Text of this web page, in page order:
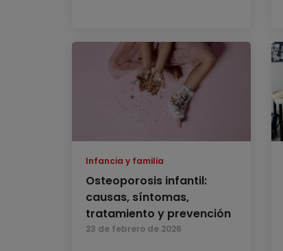
Infancia y familia
Osteoporosis infantil:
causas, síntomas,
tratamiento y prevención
23 de febrero de 2026